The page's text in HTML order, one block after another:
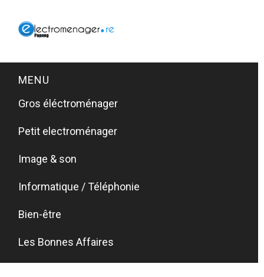
MENU
Gros éléctroménager
Petit electroménager
Image & son
Informatique / Téléphonie
Bien-être
Les Bonnes Affaires